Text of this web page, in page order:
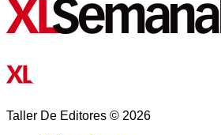
Taller De Editores © 2026